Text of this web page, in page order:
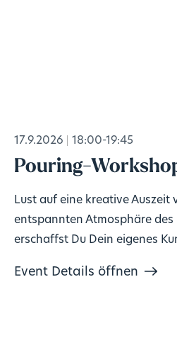
17.9.2026 18:00-19:45
Pouring-
Lust auf eine kreative Auszeit
entspannten Atmosphäre des
erschaffst Du Dein eigenes
Event Details öffnen